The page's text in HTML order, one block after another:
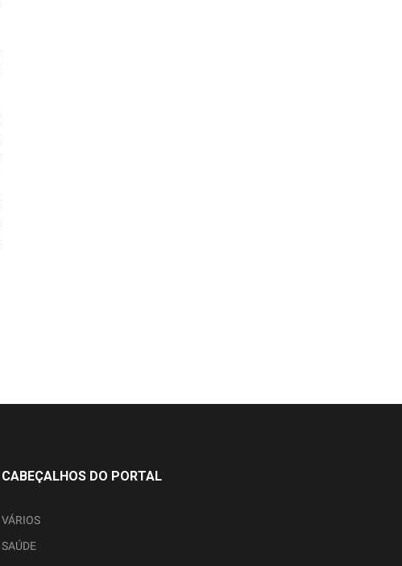
CABEÇALHOS DO PORTAL
VÁRIOS
SAÚDE